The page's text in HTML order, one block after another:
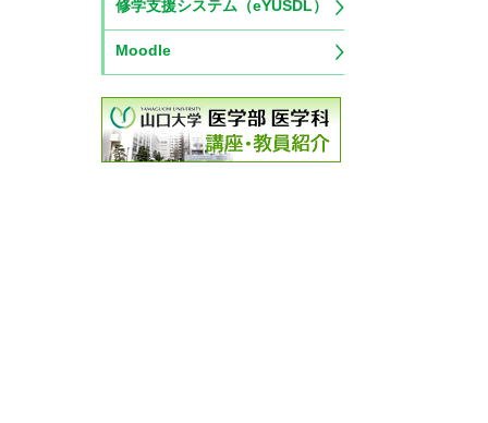
修学支援システム（eYUSDL）
Moodle